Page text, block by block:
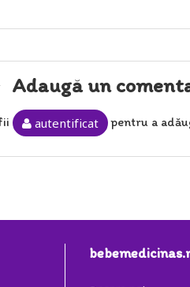
Adaugă un
autentificat pentru a